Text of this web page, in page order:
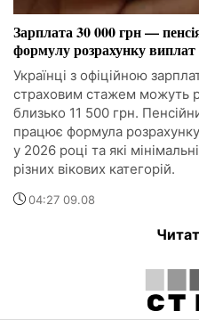
Зарплата 30 000 грн —
формулу розрахунку виплат
Українці з офіційною
страховим стажем можуть
близько 11 500 грн.
працює формула
у 2026 році та які
різних вікових категорій.
04:27 09.08